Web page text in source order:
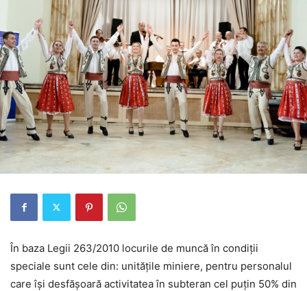
În baza Legii 263/2010 locurile de muncă în condiţii
speciale sunt cele din: unităţile miniere, pentru personalul
care îşi desfăşoară activitatea în subteran cel puţin 50% din